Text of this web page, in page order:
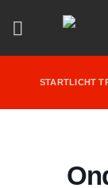
STARTLICHT